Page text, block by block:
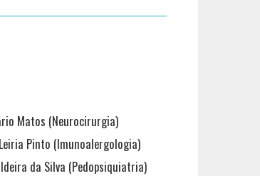
Matos (Neurocirurgia)
Pinto (Imunoalergologia)
da Silva (Pedopsiquiatria)